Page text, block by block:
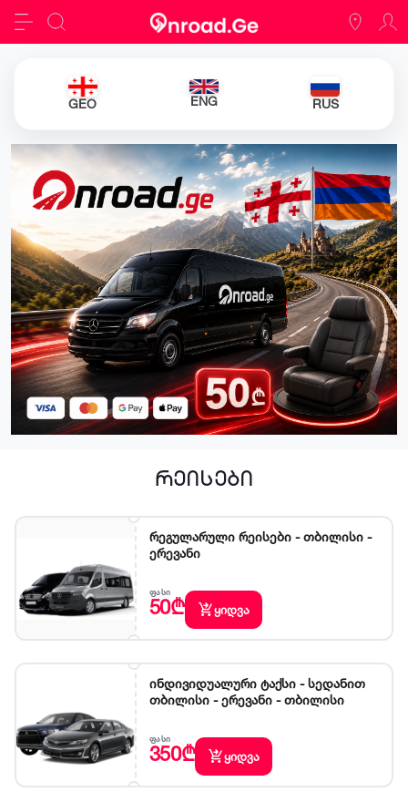
GEO ENG RUS
რეისები
რეგულარული რეისები - თბილისი -
ერევანი
ᲤᲐᲡᲘ
50₾ shopping_cart_checkoutყიდვა
ინდივიდუალური ტაქსი - სედანით
თბილისი - ერევანი - თბილისი
ᲤᲐᲡᲘ
350₾ shopping_cart_checkoutყიდვა